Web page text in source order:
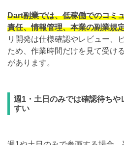
Dart副業では、低稼働でのコミ
責任、情報管理、本業の副業規
リ開発は仕様確認やレビュー、
ため、作業時間だけを見て受け
があります。
週1・土日のみでは確認待ちや
すい